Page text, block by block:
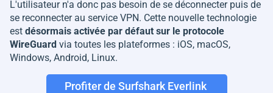
L'utilisateur n'a donc pas besoin de se déconnecter puis de
se reconnecter au service VPN. Cette nouvelle technologie
est désormais activée par défaut sur le protocole
WireGuard via toutes les plateformes : iOS, macOS,
Windows, Android, Linux.
Profiter de Surfshark Everlink